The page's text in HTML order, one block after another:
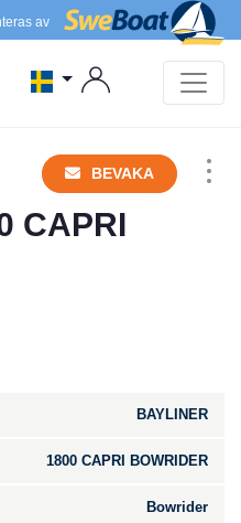
av
BEVAKA
CAPRI
BAYLINER
1800 CAPRI BOWRIDER
Bowrider